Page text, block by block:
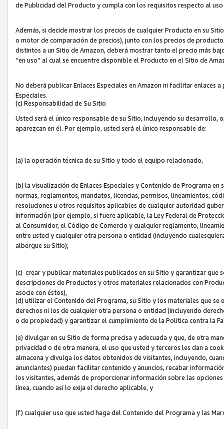
de Publicidad del Producto y cumpla con los requisitos respecto al uso
Además, si decide mostrar los precios de cualquier Producto en su
o motor de comparación de precios), junto con los precios de
distintos a un Sitio de Amazon, deberá mostrar tanto el precio más
“en uso” al cual se encuentre disponible el Producto en el Sitio de
No deberá publicar Enlaces Especiales en Amazon ni facilitar enlaces
Especiales.
(c) Responsabilidad de Su Sitio
Usted será el único responsable de su Sitio, incluyendo su
aparezcan en él. Por ejemplo, usted será el único responsable de:
(a) la operación técnica de su Sitio y todo el equipo relacionado,
(b) la visualización de Enlaces Especiales y Contenido de Programa
normas, reglamentos, mandatos, licencias, permisos, lineamientos,
resoluciones u otros requisitos aplicables de cualquier autoridad
información (por ejemplo, si fuere aplicable, la Ley Federal de
al Consumidor, el Código de Comercio y cualquier reglamento,
entre usted y cualquier otra persona o entidad (incluyendo
albergue su Sitio);
(c) crear y publicar materiales publicados en su Sitio y garantizar que
descripciones de Productos y otros materiales relacionados con
asocie con éstos),
(d) utilizar el Contenido del Programa, su Sitio y los materiales que se
derechos ni los de cualquier otra persona o entidad (incluyendo
o de propiedad) y garantizar el cumplimiento de la Política contra la
(e) divulgar en su Sitio de forma precisa y adecuada y que, de otra
privacidad o de otra manera, el uso que usted y terceros les dan a
almacena y divulga los datos obtenidos de visitantes, incluyendo,
anunciantes) puedan facilitar contenido y anuncios, recabar
los visitantes, además de proporcionar información sobre las
línea, cuando así lo exija el derecho aplicable, y
(f) cualquier uso que usted haga del Contenido del Programa y las